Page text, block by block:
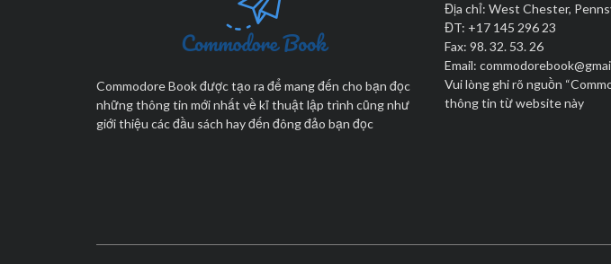
Commodore Book được tạo ra để mang đến cho bạn đọc
những thông tin mới nhất về kĩ thuật lập trình cũng như
giới thiệu các đầu sách hay đến đông đảo bạn đọc
Địa chỉ: West Chester,
ĐT: +17 145 296 23
Fax: 98. 32. 53. 26
Email:
Vui lòng ghi rõ nguồn
thông tin từ website này